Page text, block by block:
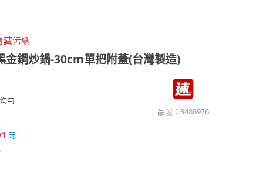
藏污納
金鋼炒鍋-30cm單把附蓋(台灣製造)
勻
品號： 3486976
元